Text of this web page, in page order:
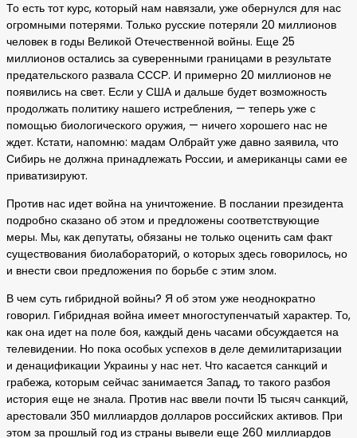
То есть тот курс, который нам навязали, уже обернулся для нас
огромными потерями. Только русские потеряли 20 миллионов
человек в годы Великой Отечественной войны. Еще 25
миллионов остались за суверенными границами в результате
предательского развала СССР. И примерно 20 миллионов не
появились на свет. Если у США и дальше будет возможность
продолжать политику нашего истребления, — теперь уже с
помощью биологического оружия, — ничего хорошего нас не
ждет. Кстати, напомню: мадам Олбрайт уже давно заявила, что
Сибирь не должна принадлежать России, и американцы сами ее
приватизируют.
Против нас идет война на уничтожение. В послании президента
подробно сказано об этом и предложены соответствующие
меры. Мы, как депутаты, обязаны не только оценить сам факт
существования биолабораторий, о которых здесь говорилось, но
и внести свои предложения по борьбе с этим злом.
В чем суть гибридной войны? Я об этом уже неоднократно
говорил. Гибридная война имеет многоступенчатый характер. То,
как она идет на поле боя, каждый день часами обсуждается на
телевидении. Но пока особых успехов в деле демилитаризации
и денацификации Украины у нас нет. Что касается санкций и
грабежа, которым сейчас занимается Запад, то такого разбоя
история еще не знала. Против нас ввели почти 15 тысяч санкций,
арестовали 350 миллиардов долларов российских активов. При
этом за прошлый год из страны вывели еще 260 миллиардов